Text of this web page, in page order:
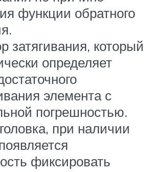
функции обратного
затягивания, который
определяет
элемента с
погрешностью.
при наличии
фиксировать